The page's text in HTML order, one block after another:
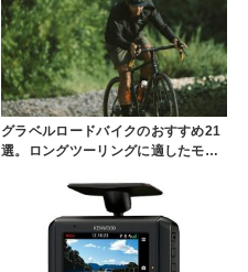
グラベルロードバイクのおすすめ21
選。ロングツーリングに適したモ…